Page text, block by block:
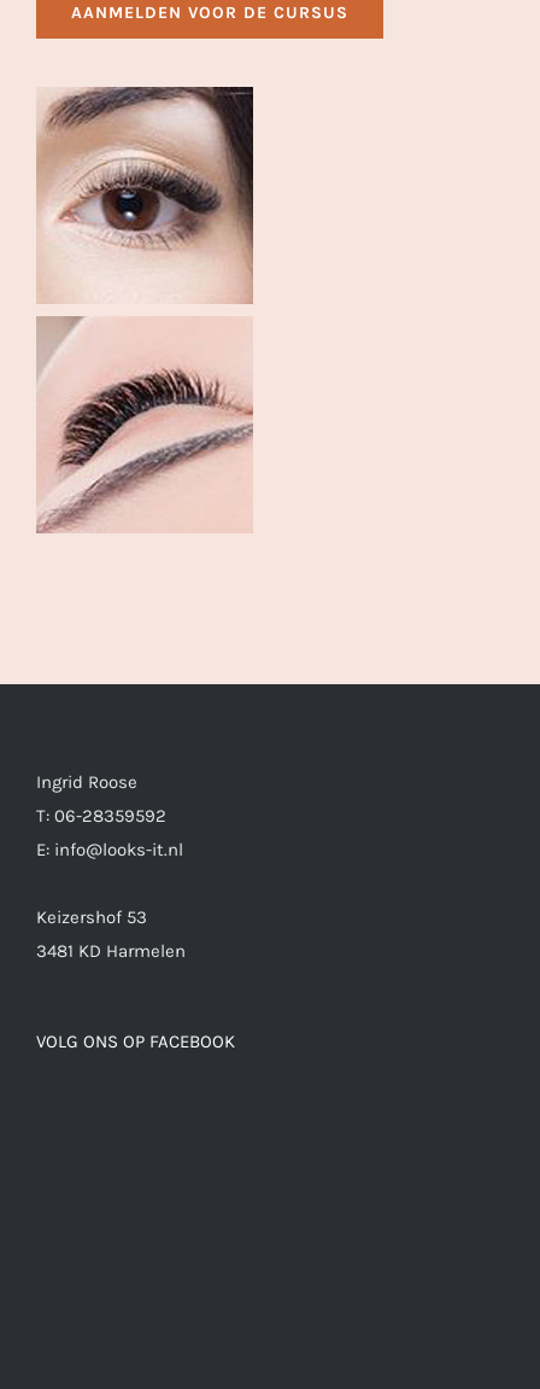
AANMELDEN VOOR DE CURSUS
Ingrid Roose
T: 06-28359592
E: info@looks-it.nl
Keizershof 53
3481 KD Harmelen
VOLG ONS OP FACEBOOK